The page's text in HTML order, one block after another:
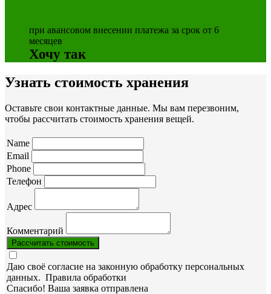
при авансовом внесении платежа за срок от 6
месяцев
Хочу так
Узнать стоимость хранения
Оставьте свои контактные данные. Мы вам перезвоним,
чтобы рассчитать стоимость хранения вещей.
Name
Email
Phone
Телефон
Адрес
Комментарий
Рассчитать стоимость
Даю своё согласие на законную обработку персональных
данных. Правила обработки
Спасибо! Ваша заявка отправлена